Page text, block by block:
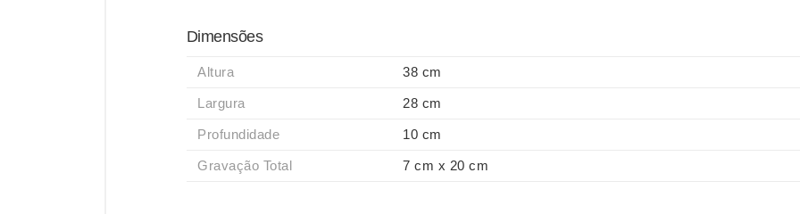
Dimensões
Altura 38 cm
Largura 28 cm
Profundidade 10 cm
Gravação Total 7 cm x 20 cm